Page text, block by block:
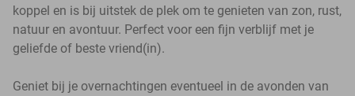
koppel en is bij uitstek de plek om te genieten van zon, rust,
natuur en avontuur. Perfect voor een fijn verblijf met je
geliefde of beste vriend(in).
Geniet bij je overnachtingen eventueel in de avonden van